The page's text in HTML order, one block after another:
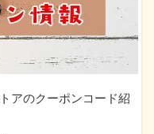
アのクーポンコード紹